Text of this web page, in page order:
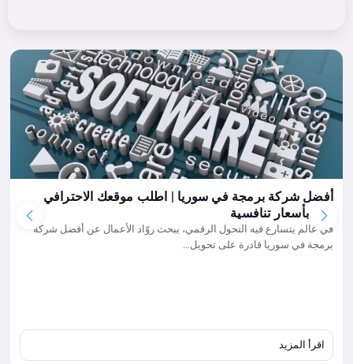
أفضل شركة برمجة في سوريا | اطلب موقعك الاحترافي
الآن بأسعار تنافسية
في عالم يتسارع فيه التحول الرقمي، يبحث روّاد الأعمال عن أفضل شركة
برمجة في سوريا قادرة على تحويل…
اقرأ المزيد